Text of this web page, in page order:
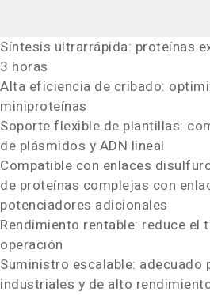
Síntesis ultrarrápida: proteínas
3 horas
Alta eficiencia de cribado:
miniproteínas
Soporte flexible de plantillas:
de plásmidos y ADN lineal
Compatible con enlaces
de proteínas complejas con
potenciadores adicionales
Rendimiento rentable: reduce el
operación
Suministro escalable: adecuado
industriales y de alto